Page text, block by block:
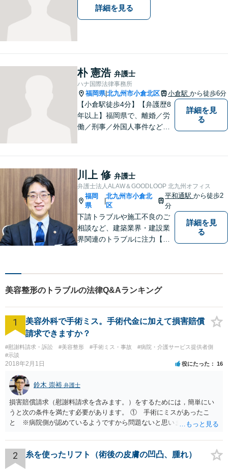
詳細を見る
朴 憲浩 弁護士
ハナ国際法律事務所
福岡県|北九州市小倉北区 小倉駅 から徒歩6分
【小倉駅徒歩4分】【弁護歴8
年以上】福岡県で、離婚／労
働／刑事／外国人事件などに
会話のキャッチボールを積み
重ねながら解決へと動いてま
いります。【韓国語対応可】
詳細を見
る
川上 修 弁護士
弁護士法人ALAW＆GOODLOOP 北九州オフィス
福岡
県
|
北九州市小倉北
区
平和通駅から徒歩2
分
下請トラブルや施工不良のご
相談など、建築業界・建設業
界関連のトラブルに注力【企
のご相談はお任せください
株式発行も対応【小倉駅3分】
詳細を見
る
美容整形のトラブルの法律Q&Aランキング
1
美容外科で手術ミス。手術代金に加えて損害賠償
請求できますか？
#慰謝料請求・訴訟 #美容整形 #手術ミス・事故
#病院・介護サービス提供者側
#示談
2018年2月1日 役にたった 16
鈴木 崇裕 弁護士
損害賠償請求（慰謝料請求を含みます。）をするためには，簡単にい
うと次の条件を満たす必要があります。 ① 手術にミスがあったこ
と ※病院側が認めているようですから問題ないと思います。 ② 手
術のミスの「せいで」マスクが外せなくなったこと ④ 仕事を休まな
ければならなくなった「せいで」休業損害が発生したこと ⑤ マスク
を外せなくなった「せいで」経済的に評価できる精神的な損害が発生
2 糸を使ったリフト（術後の皮膚の凹凸、腫れ）